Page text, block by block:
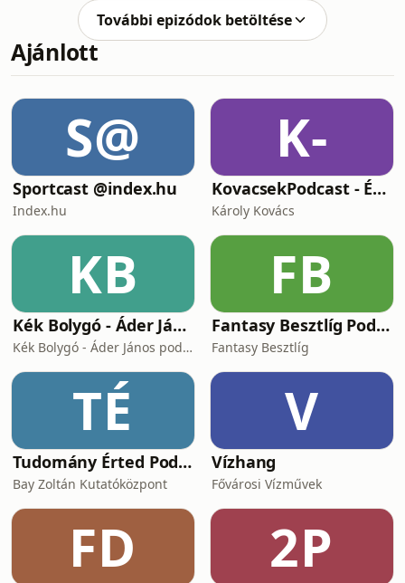
vásárlói hűség?06:56 - Miért fontos a
hűségprogram?11:07 - A
hűségprogramok pszichológiája16:27
- A hűségprogramok típusai21:25 -
testreszabása42:00 - Vásárlói
szegmentáció46:46 - Hibák egy
hűségprogram kialakításakor57:16 - Jó
példák
További epizódok betöltése
Ajánlott
S@
Sportcast @index.hu
Index.hu
K-
KovacsekPodcast - Értékes beszélgetések
Károly Kovács
KB
Kék Bolygó - Áder János podcastja
Kék Bolygó - Áder János podcastja
FB
Fantasy Besztlíg Podcast
Fantasy Besztlíg
TÉ
Tudomány Érted Podcast
Bay Zoltán Kutatóközpont
V
Vízhang
Fővárosi Vízművek
FD 2P